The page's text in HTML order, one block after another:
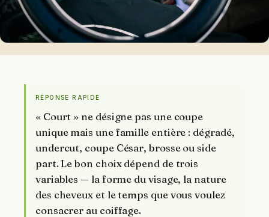
RÉPONSE RAPIDE
« Court » ne désigne pas une coupe
unique mais une famille entière : dégradé,
undercut, coupe César, brosse ou side
part. Le bon choix dépend de trois
variables — la forme du visage, la nature
des cheveux et le temps que vous voulez
consacrer au coiffage.